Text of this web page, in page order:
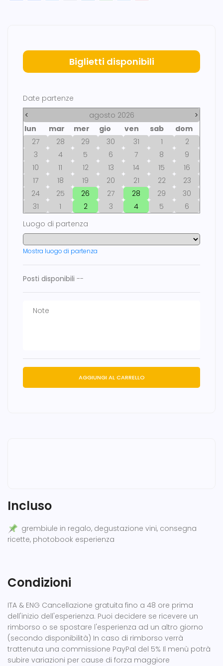
Biglietti disponibili
Date partenze
<
agosto 2026
>
lun
mar mer gio ven sab
dom
27
28 29 30 31 1
2
3
4 5 6 7 8
9
10
11 12 13 14 15
16
17
18 19 20 21 22
23
24
25 26 27 28 29
30
31
1 2 3 4 5
6
Luogo di partenza
Mostra luogo di partenza
Posti disponibili --
Incluso
grembiule in regalo, degustazione vini, consegna
ricette, photobook esperienza
Condizioni
ITA & ENG Cancellazione gratuita fino a 48 ore prima
dell'inizio dell'esperienza. Puoi decidere se ricevere un
rimborso o se spostare l'esperienza ad un altro giorno
(secondo disponibilità) In caso di rimborso verrà
trattenuta una commissione PayPal del 5% Il menù potrà
subire variazioni per cause di forza maggiore